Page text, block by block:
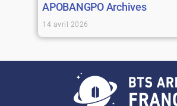
APOBANGPO Archives
14 avril 2026